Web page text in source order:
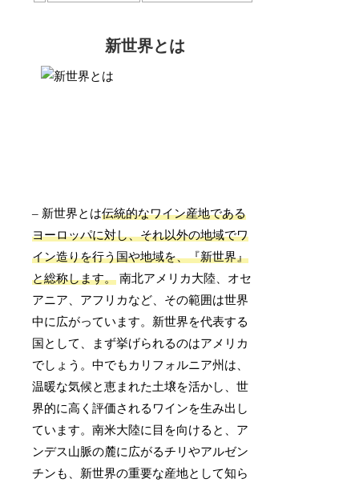
新世界とは
– 新世界とは伝統的なワイン産地である
ヨーロッパに対し、それ以外の地域でワ
イン造りを行う国や地域を、『新世界』
と総称します。 南北アメリカ大陸、オセ
アニア、アフリカなど、その範囲は世界
中に広がっています。新世界を代表する
国として、まず挙げられるのはアメリカ
でしょう。中でもカリフォルニア州は、
温暖な気候と恵まれた土壌を活かし、世
界的に高く評価されるワインを生み出し
ています。南米大陸に目を向けると、ア
ンデス山脈の麓に広がるチリやアルゼン
チンも、新世界の重要な産地として知ら